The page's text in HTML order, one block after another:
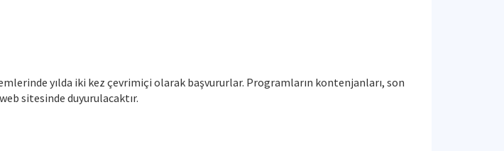
yılda iki kez çevrimiçi olarak başvururlar. Programların kontenjanları, son
sitesinde duyurulacaktır.